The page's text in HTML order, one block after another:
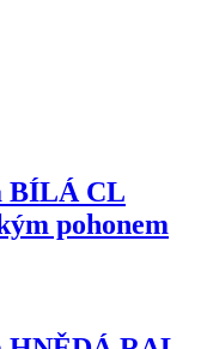
BÍLÁ CL
pohonem